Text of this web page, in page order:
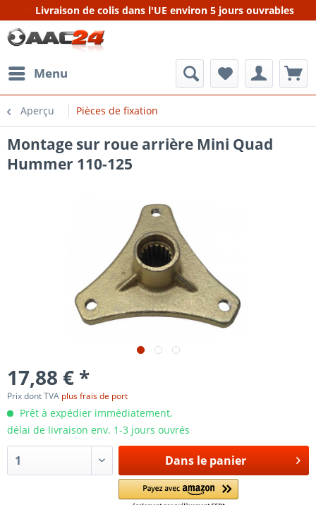
Livraison de colis dans l'UE environ 5 jours ouvrables
Menu
Aperçu Pièces de fixation
Montage sur roue arrière Mini Quad
Hummer 110-125
17,88 € *
Prix dont TVA plus frais de port
Prêt à expédier immédiatement,
délai de livraison env. 1-3 jours ouvrés
Dans le panier